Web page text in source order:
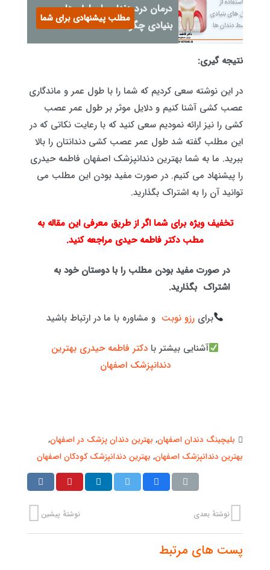
درمان درد دندان با سلول های
بنیادی چگونه است؟مطلب پیشنهادی برای شما
نتیجه گیری:
در این نوشته سعی کردیم که شما را با طول عمر و ماندگاری
عصب کشی آشنا کنیم و دلایل موثر بر طول عمر عصب
کشی را نیز ارائه نمودیم سعی کنید که با رعایت نکاتی که در
این مطلب گفته شد طول عمر عصب کشی دندانتان را بالا
ببرید. ما به شما بهترین دندانپزشک اصفهان فاطمه حیدری
را پیشنهاد می کنیم. در صورت مفید بودن این مطلب می
توانید آن را به اشتراک بگذارید.
تخفیف ویژه برای شما اگر از طریق معرفی این مقاله به
مطب دکتر فاطمه حیدی مراجعه کنید.
در صورت مفید بودن مطلب را با دوستان خود به
اشتراک بگذارید.
برای رزو نوبت و مشاوره با ما در ارتباط باشید
آشنایی بیشتر بادکتر فاطمه حیدری بهترین
دندانپزشک اصفهان
بلیچینگ دندان اصفهان, بهترین دندان پزشک در اصفهان,
بهترین دندانپزشک اصفهان, بهترین دندانپزشک کودکان اصفهان
نوشتهٔ پیشین نوشتهٔ بعدی
پست های مرتبط